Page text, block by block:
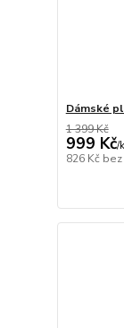
Dámské
1 399 Kč
999 Kč/
826 Kč bez